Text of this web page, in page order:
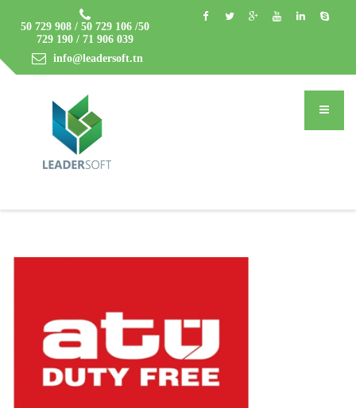
50 729 908 / 50 729 106 /50
729 190 / 71 906 039
info@leadersoft.tn